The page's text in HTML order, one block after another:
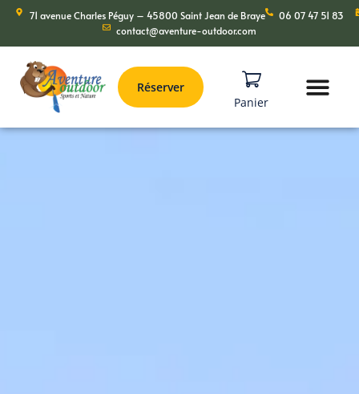
71 avenue Charles Péguy – 45800 Saint Jean de Braye
06 07 47 51 83
contact@aventure-outdoor.com
Réserver
Panier